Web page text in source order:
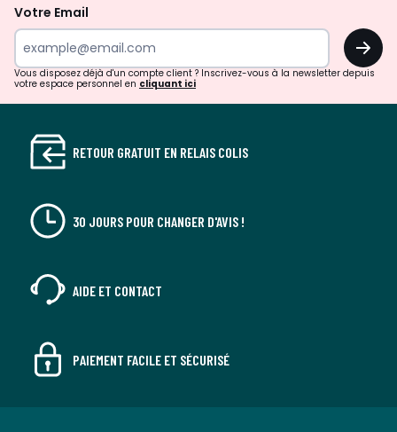
newsletter
Votre Email
OK
Vous disposez déjà d'un compte client ? Inscrivez-vous à la newsletter depuis
votre espace personnel en cliquant ici
RETOUR GRATUIT EN RELAIS COLIS
30 JOURS POUR CHANGER D'AVIS !
AIDE ET CONTACT
PAIEMENT FACILE ET SÉCURISÉ